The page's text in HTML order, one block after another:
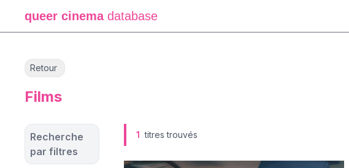
queer cinema database
Retour
Films
Recherche
par filtres
1 titres trouvés